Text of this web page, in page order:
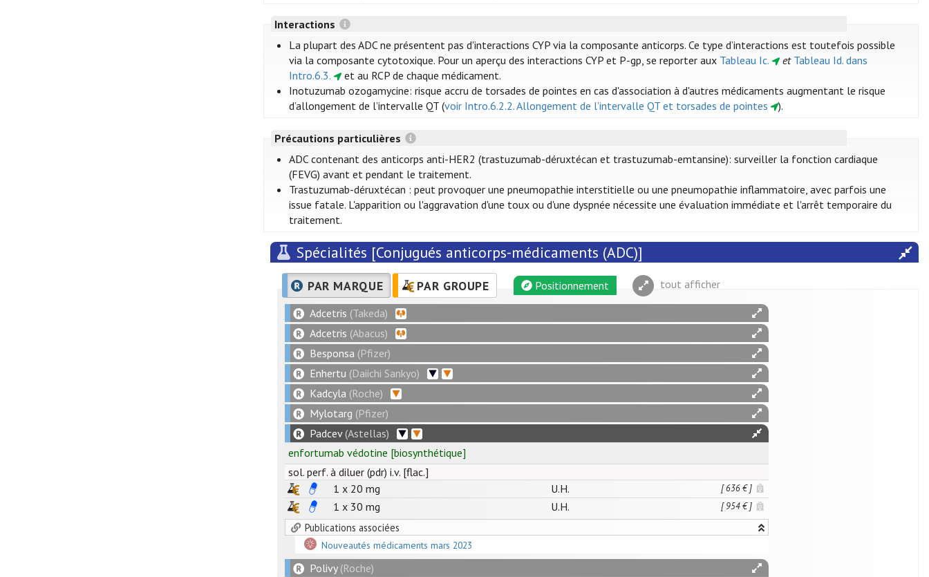
Interactions
La plupart des ADC ne présentent pas d'interactions CYP via la composante anticorps. Ce type d’interactions est toutefois possible
via la composante cytotoxique. Pour un aperçu des interactions CYP et P-gp, se reporter aux Tableau Ic. et Tableau Id. dans
Intro.6.3.
et au RCP de chaque médicament.
Inotuzumab ozogamycine: risque accru de torsades de pointes en cas d'association à d'autres médicaments augmentant le risque
d’allongement de l’intervalle QT (voir Intro.6.2.2. Allongement de l’intervalle QT et torsades de pointes ).
Précautions particulières
ADC contenant des anticorps anti-HER2 (trastuzumab-déruxtécan et trastuzumab-emtansine): surveiller la fonction cardiaque
(FEVG) avant et pendant le traitement.
Trastuzumab-déruxtécan : peut provoquer une pneumopathie interstitielle ou une pneumopathie inflammatoire, avec parfois une
issue fatale. L'apparition ou l'aggravation d'une toux ou d'une dyspnée nécessite une évaluation immédiate et l'arrêt temporaire du
traitement.
Spécialités [Conjugués anticorps-médicaments (ADC)]
PAR MARQUE PAR GROUPE Positionnement tout afficher
Adcetris (Takeda)
Adcetris (Abacus)
Besponsa (Pfizer)
Enhertu (Daiichi Sankyo)
Kadcyla (Roche)
Mylotarg (Pfizer)
Padcev(Astellas)
enfortumab védotine [biosynthétique]
sol. perf. à diluer (pdr) i.v. [flac.]
1 x 20 mg U.H. [ 636 € ]
1 x 30 mg U.H. [ 954 € ]
Publications associées
Nouveautés médicaments mars 2023
Polivy(Roche)